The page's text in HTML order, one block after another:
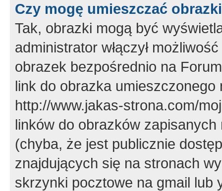
Czy mogę umieszczać
Tak, obrazki mogą być
administrator włączył
obrazek bezpośrednio na
link do obrazka
http://www.jakas-strona.com/
linków do obrazków
(chyba, że jest publicznie
znajdujących się na stronach
skrzynki pocztowe na gmail lub